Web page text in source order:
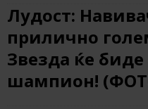
Лудост:
прилично
Звезда ќе биде
шампион!